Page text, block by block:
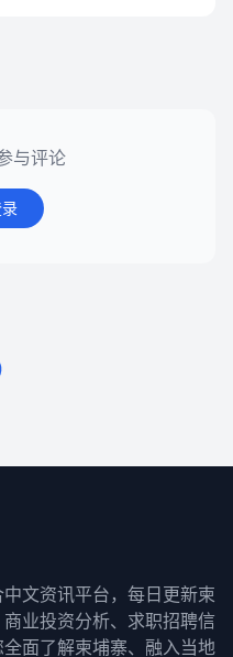
与评论
文资讯平台，每日更新柬
业投资分析、求职招聘信
面了解柬埔寨、融入当地